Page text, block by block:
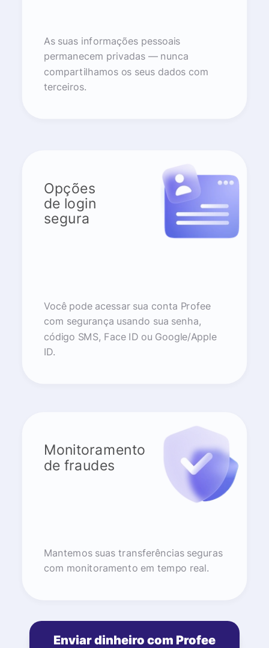
As suas informações pessoais
permanecem privadas — nunca
compartilhamos os seus dados com
terceiros.
Opções
de login
segura
Você pode acessar sua conta Profee
com segurança usando sua senha,
código SMS, Face ID ou Google/Apple
ID.
Monitoramento
de fraudes
Mantemos suas transferências seguras
com monitoramento em tempo real.
Enviar dinheiro com Profee